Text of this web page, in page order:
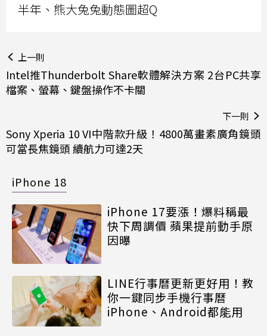
半年、熊大兔兔動態圖超Q
上一則
Intel推Thunderbolt Share軟體解決方案 2台PC共享
檔案、螢幕、鍵盤操作不卡關
下一則
Sony Xperia 10 VI中階款升級！4800萬畫素廣角鏡頭
可當長焦鏡頭 續航力可達2天
iPhone 18
iPhone 17要漲！爆料稱最
快下周調價 蘋果提前動手原
因曝
LINE行事曆更新更好用！教
你一鍵同步手機行事曆
iPhone、Android都能用